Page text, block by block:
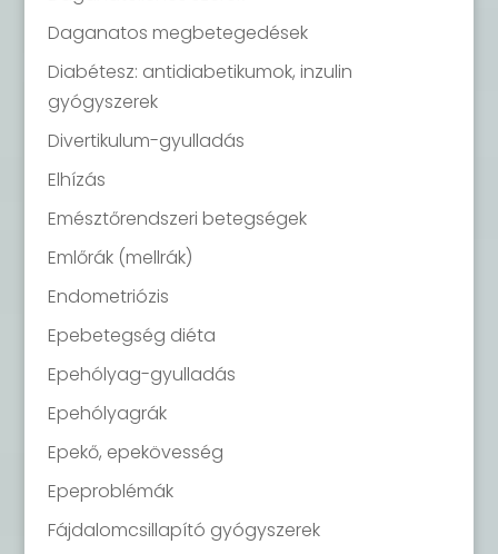
Daganatos megbetegedések
Diabétesz: antidiabetikumok, inzulin
gyógyszerek
Divertikulum-gyulladás
Elhízás
Emésztőrendszeri betegségek
Emlőrák (mellrák)
Endometriózis
Epebetegség diéta
Epehólyag-gyulladás
Epehólyagrák
Epekő, epekövesség
Epeproblémák
Fájdalomcsillapító gyógyszerek